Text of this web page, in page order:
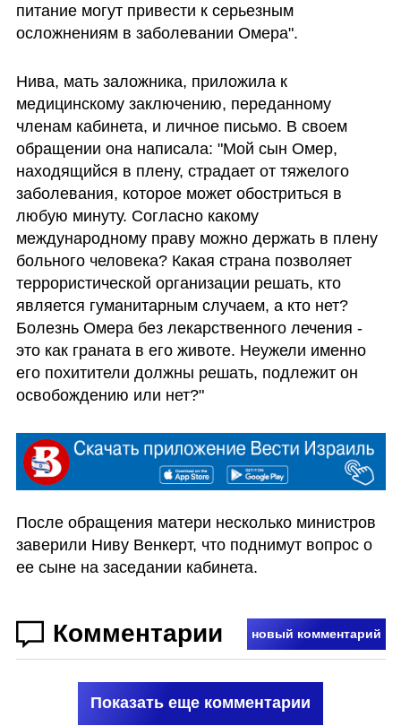
питание могут привести к серьезным
осложнениям в заболевании Омера".
Нива, мать заложника, приложила к
медицинскому заключению, переданному
членам кабинета, и личное письмо. В своем
обращении она написала: "Мой сын Омер,
находящийся в плену, страдает от тяжелого
заболевания, которое может обостриться в
любую минуту. Согласно какому
международному праву можно держать в плену
больного человека? Какая страна позволяет
террористической организации решать, кто
является гуманитарным случаем, а кто нет?
Болезнь Омера без лекарственного лечения -
это как граната в его животе. Неужели именно
его похитители должны решать, подлежит он
освобождению или нет?"
После обращения матери несколько министров
заверили Ниву Венкерт, что поднимут вопрос о
ее сыне на заседании кабинета.
Комментарии новый комментарий
Показать еще комментарии